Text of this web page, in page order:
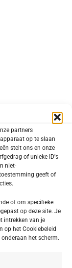
partners
op te slaan
stelt ons en onze
of unieke ID's
niet-
geeft of
of om specifieke
op deze site. Je
intrekken van je
op het Cookiebeleid
het scherm.